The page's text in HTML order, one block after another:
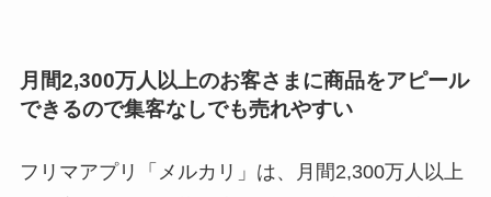
月間2,300万人以上のお客さまに商品をアピール
できるので集客なしでも売れやすい
フリマアプリ「メルカリ」は、月間2,300万人以上